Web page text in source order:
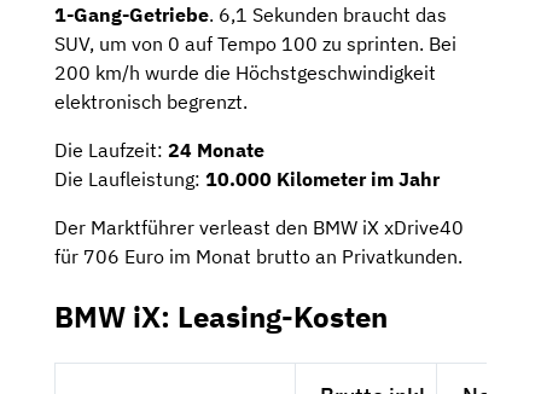
1-Gang-Getriebe. 6,1 Sekunden braucht das
SUV, um von 0 auf Tempo 100 zu sprinten. Bei
200 km/h wurde die Höchstgeschwindigkeit
elektronisch begrenzt.
Die Laufzeit: 24 Monate
Die Laufleistung: 10.000 Kilometer im Jahr
Der Marktführer verleast den BMW iX xDrive40
für 706 Euro im Monat brutto an Privatkunden.
BMW iX: Leasing-Kosten